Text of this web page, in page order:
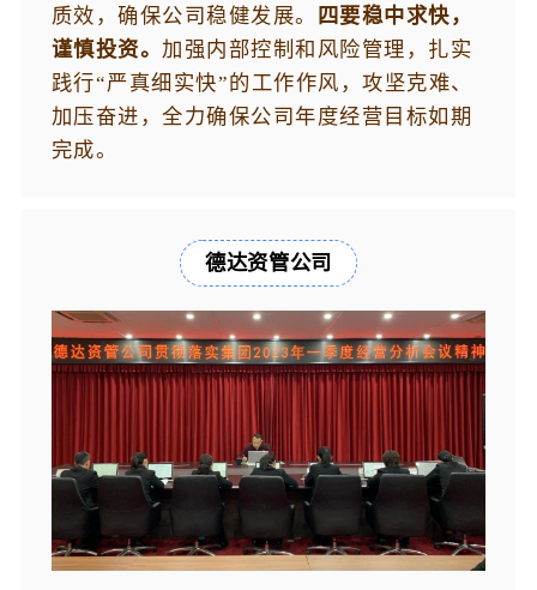
质效，确保公司稳健发展。
四要稳中求快，
谨慎投资。 加强内部控制和风险管理，扎实
践行“严真细实快”的工作作风，攻坚克难、
加压奋进，全力确保公司年度经营目标如期
完成。
德达资管公司